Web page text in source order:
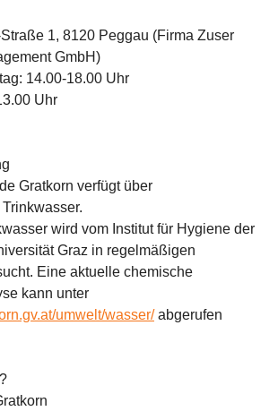
1, 8120 Peggau (Firma Zuser
GmbH)
14.00-18.00 Uhr
Uhr
Gratkorn verfügt über
wird vom Institut für Hygiene der
Graz in regelmäßigen
Eine aktuelle chemische
kann unter
umwelt/wasser/ abgerufen